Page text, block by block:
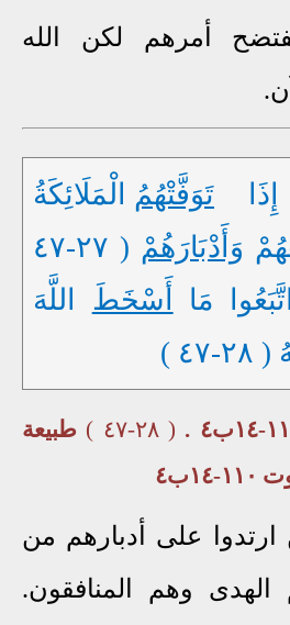
أمرهم لكن الله
تَوَفَّتْهُمُ الْمَلَائِكَةُ
وَأَدْبَارَهُمْ
( ٢٧-٤٧
مَا أَسْخَطَ اللَّهَ
)
( ٢٨-٤٧ )
طبيعة
ارتدوا على أدبارهم من
الهدى وهم المنافقون.